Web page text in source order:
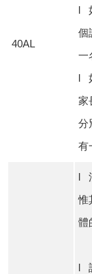
40AL
l
個
一
l
家
分
有
l
惟
體
l